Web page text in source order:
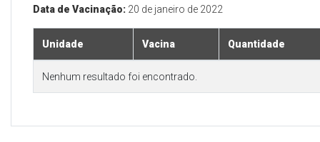
Data de Vacinação: 20 de janeiro de 2022
Unidade Vacina Quantidade
Nenhum resultado foi encontrado.